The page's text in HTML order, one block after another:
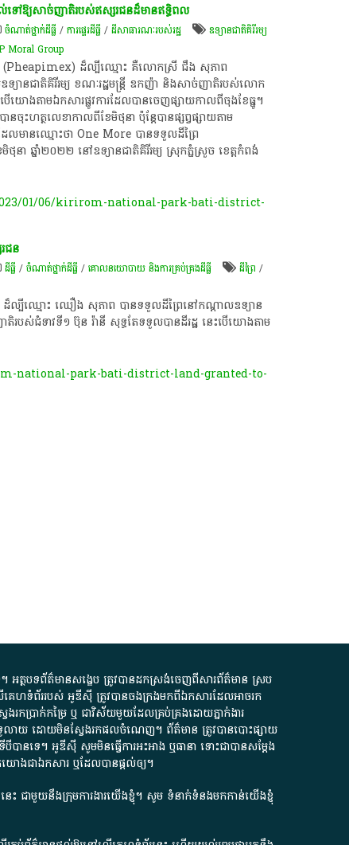
ដល់ទៅឱ្យសាច់ញាតិរបស់ឥស្សរជនដ៏មានឥទ្ធិពល
ចំណាត់ថ្នាក់ដីធ្លី/ការផ្ទេរដីធ្លី/ដីសាធារណៈរបស់រដ្ឋ
ឧទ្យានជាតិគិរីរម្យ
Moral Group
(Pheapimex) ដ៏ល្បីឈ្មោះ គឺលោកស្រី ជឹង សុភាព
នជាតិគិរីរម្យ ខណៈរដ្ឋមន្ត្រី ឧកញ៉ា និងសាច់ញាតិរបស់លោក
យោងតាមឯកសារផ្លូវការដែលបានចេញផ្សាយកាលពីចុងខែធ្នូ។
ចុះ​ហត្ថលេខាកា​ល​ពី​ខែ​មិថុនា ប៉ុន្តែ​បានផ្សព្វ​ផ្សាយ​តាម​
ានឈ្មោះថា One More បានទទួល​ដី​ព្រៃ
ឆ្នាំ២០២២ នៅឧទ្យានជាតិ​គិរីរម្យ ស្រុកភ្នំស្រួច ខេត្តកំពង់
01/06/kirirom-national-park-bati-district-
ជន​
ដីធ្លី/ចំណាត់ថ្នាក់ដីធ្លី/គោលនយោបាយ និង​ការគ្រប់គ្រង​ដីធ្លី ដីព្រៃ /
ដ៏​ល្បីឈ្មោះ​ ឈឿ​ង​ សុភាព​ បាន​ទទួល​ដី​ព្រៃ​នៅ​កណ្តាល​ឧទ្យាន​
តិ​របស់​ជំទាវ​ទី​១​ ប៊ុ​ន​ រ៉ា​នី​ សុទ្ធតែ​ទទួល​បាន​ដី​រដ្ឋ​ នេះ​បើ​យោង​តាម
national-park-bati-district-land-granted-to-
។​ អត្ថបទ​ព័ត៌មាន​សង្ខេប​ ត្រូវ​បាន​ដកស្រង់​ចេញពី​សារព័ត៌មាន ស្រប
គេហទំព័រ​របស់​ អូ​ឌី​ស៊ី​ ត្រូវ​បាន​ចងក្រង​មក​ពី​ឯកសារ​ដែល​អាច​រក​
រកប្រាក់​កម្រៃ​ ឬ​ ជា​វិស័យ​មួយ​ដែល​គ្រប់គ្រង​ដោយ​ភ្នាក់ងារ​
ទូលាយ​ ដោយ​មិនស្វែង​រក​ផល​ចំណេញ​។​ ព័ត៌មាន​ ត្រូវ​បាន​បោះផ្សាយ​
ន​ទេ​។​ អូ​ឌី​ស៊ី​ សូម​មិន​ធ្វើការ​អះអាង​ ឬ​ធានា​ ទោះជា​បាន​សម្តែង​
ោង​ជា​ឯកសារ​ ឬ​ដែល​បាន​ផ្តល់​ឲ្យ​។
េះ ជាមួយនឹងក្រុមការងារយើងខ្ញុំ។ សូម ទំនាក់ទំនងមកកាន់យើងខ្ញុំ